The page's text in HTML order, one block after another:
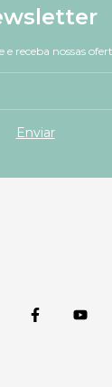
e receba nossas